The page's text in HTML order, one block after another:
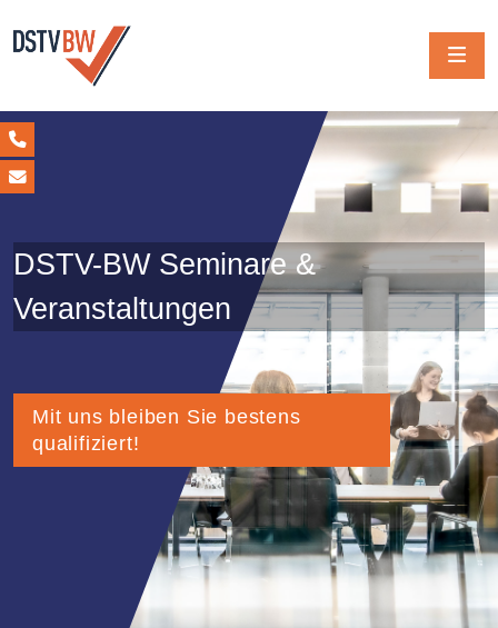
DSTV-BW Seminare &
Veranstaltungen
Mit uns bleiben Sie bestens
qualifiziert!